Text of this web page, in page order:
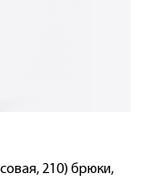
210) брюки,